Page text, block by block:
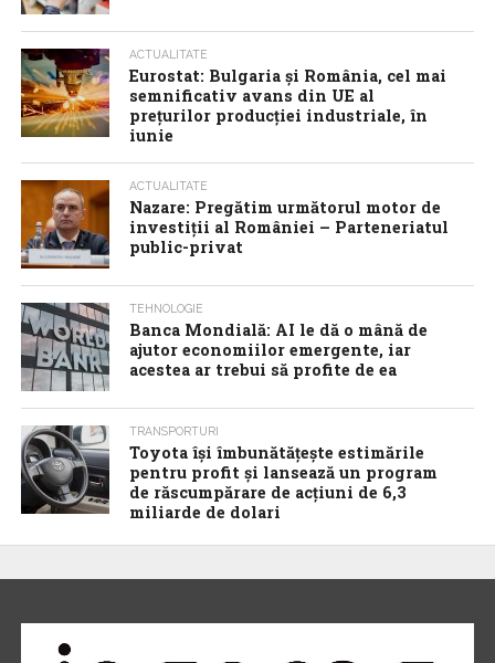
ACTUALITATE
Eurostat: Bulgaria și România, cel mai
semnificativ avans din UE al
prețurilor producției industriale, în
iunie
ACTUALITATE
Nazare: Pregătim următorul motor de
investiții al României – Parteneriatul
public-privat
TEHNOLOGIE
Banca Mondială: AI le dă o mână de
ajutor economiilor emergente, iar
acestea ar trebui să profite de ea
TRANSPORTURI
Toyota îşi îmbunătăţeşte estimările
pentru profit şi lansează un program
de răscumpărare de acţiuni de 6,3
miliarde de dolari